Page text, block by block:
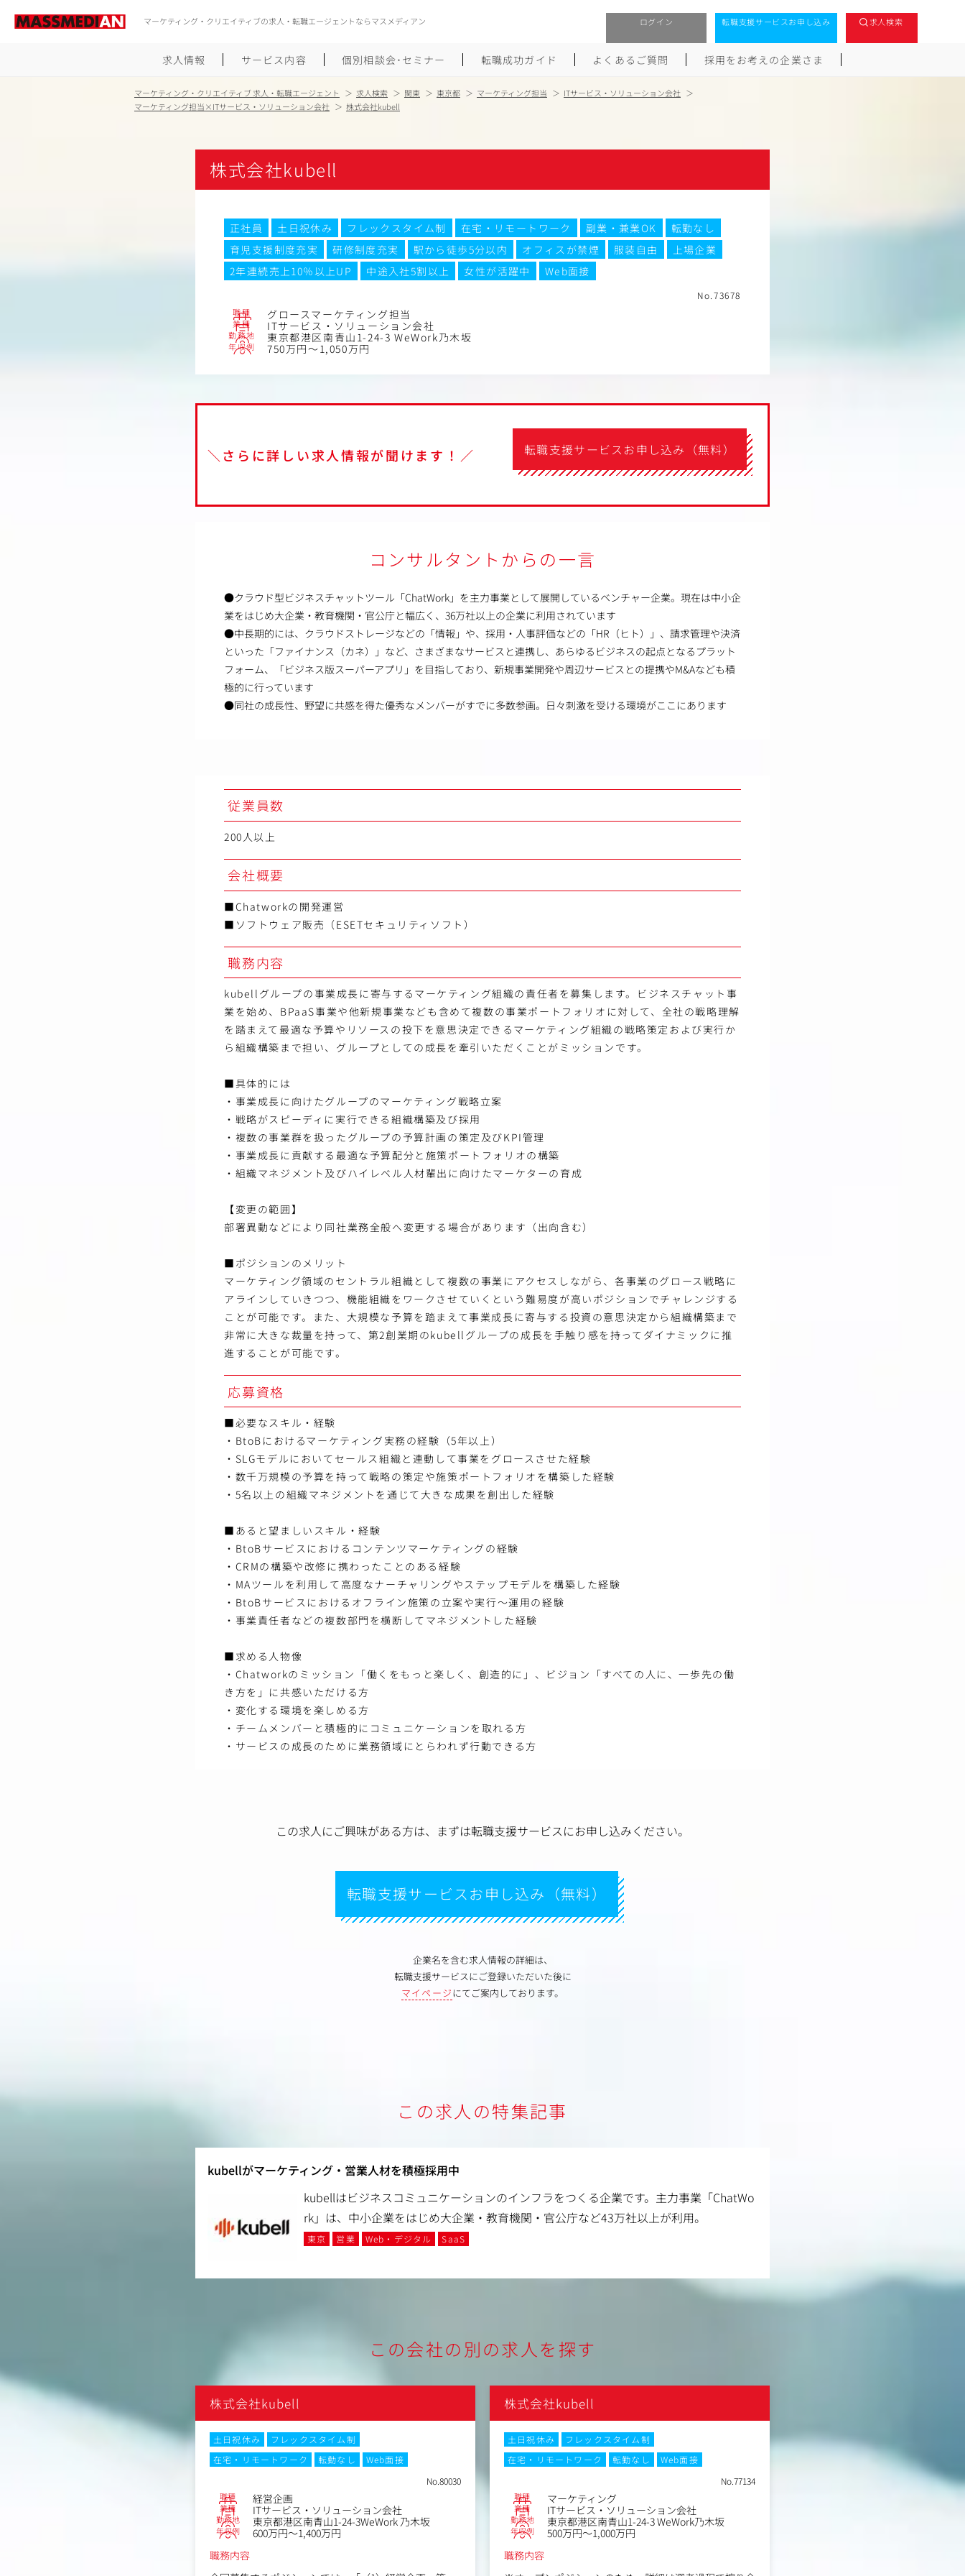
マーケティング・クリエイティブの求人・転職エージェントならマスメディアン ログイン 転職支援サービスお申し込み 求人検索
求人情報 サービス内容 個別相談会･セミナー 転職成功ガイド
履歴書のつくり方
職務経歴書のつくり方
ポートフォリオのつくり方
面接対策
未経験から広告業界への転職
エグゼクティブ転職
しゅふクリ･ママクリ転職
年収アップ転職
Uターン･Iターン転職
よくあるご質問 採用をお考えの企業さま
マーケティング・クリエイティブ 求人・転職エージェント 求人検索 関東 東京都 マーケティング担当
ITサービス・ソリューション会社
マーケティング担当×ITサービス・ソリューション会社
株式会社kubell
株式会社kubell
正社員 土日祝休み フレックスタイム制 在宅・リモートワーク 副業・兼業OK
転勤なし
育児支援制度充実
研修制度充実 駅から徒歩5分以内 オフィスが禁煙 服装自由
上場企業
2年連続売上10％以上UP
中途入社5割以上 女性が活躍中 Web面接
No.73678
職種 グロースマーケティング担当
業種 ITサービス・ソリューション会社
勤務地 東京都港区南青山1-24-3 WeWork乃木坂
年収例 750万円～1,050万円
＼さらに詳しい求人情報が聞けます！／ 転職支援サービスお申し込み（無料）
コンサルタントからの一言
●クラウド型ビジネスチャットツール「ChatWork」を主力事業として展開しているベンチャー企業。現在は中小企
業をはじめ大企業・教育機関・官公庁と幅広く、36万社以上の企業に利用されています
●中長期的には、クラウドストレージなどの「情報」や、採用・人事評価などの「HR（ヒト）」、請求管理や決済
といった「ファイナンス（カネ）」など、さまざまなサービスと連携し、あらゆるビジネスの起点となるプラット
フォーム、「ビジネス版スーパーアプリ」を目指しており、新規事業開発や周辺サービスとの提携やM&Aなども積
極的に行っています
●同社の成長性、野望に共感を得た優秀なメンバーがすでに多数参画。日々刺激を受ける環境がここにあります
従業員数
200人以上
会社概要
■Chatworkの開発運営
■ソフトウェア販売（ESETセキュリティソフト）
職務内容
kubellグループの事業成長に寄与するマーケティング組織の責任者を募集します。ビジネスチャット事
業を始め、BPaaS事業や他新規事業なども含めて複数の事業ポートフォリオに対して、全社の戦略理解
を踏まえて最適な予算やリソースの投下を意思決定できるマーケティング組織の戦略策定および実行か
ら組織構築まで担い、グループとしての成長を牽引いただくことがミッションです。
■具体的には
・事業成長に向けたグループのマーケティング戦略立案
・戦略がスピーディに実行できる組織構築及び採用
・複数の事業群を扱ったグループの予算計画の策定及びKPI管理
・事業成長に貢献する最適な予算配分と施策ポートフォリオの構築
・組織マネジメント及びハイレベル人材輩出に向けたマーケターの育成
【変更の範囲】
部署異動などにより同社業務全般へ変更する場合があります（出向含む）
■ポジションのメリット
マーケティング領域のセントラル組織として複数の事業にアクセスしながら、各事業のグロース戦略に
アラインしていきつつ、機能組織をワークさせていくという難易度が高いポジションでチャレンジする
ことが可能です。また、大規模な予算を踏まえて事業成長に寄与する投資の意思決定から組織構築まで
非常に大きな裁量を持って、第2創業期のkubellグループの成長を手触り感を持ってダイナミックに推
進することが可能です。
応募資格
■必要なスキル・経験
・BtoBにおけるマーケティング実務の経験（5年以上）
・SLGモデルにおいてセールス組織と連動して事業をグロースさせた経験
・数千万規模の予算を持って戦略の策定や施策ポートフォリオを構築した経験
・5名以上の組織マネジメントを通じて大きな成果を創出した経験
■あると望ましいスキル・経験
・BtoBサービスにおけるコンテンツマーケティングの経験
・CRMの構築や改修に携わったことのある経験
・MAツールを利用して高度なナーチャリングやステップモデルを構築した経験
・BtoBサービスにおけるオフライン施策の立案や実行～運用の経験
・事業責任者などの複数部門を横断してマネジメントした経験
■求める人物像
・Chatworkのミッション「働くをもっと楽しく、創造的に」、ビジョン「すべての人に、一歩先の働
き方を」に共感いただける方
・変化する環境を楽しめる方
・チームメンバーと積極的にコミュニケーションを取れる方
・サービスの成長のために業務領域にとらわれず行動できる方
この求人にご興味がある方は、 まずは転職支援サービスにお申し込みください。
転職支援サービスお申し込み（無料）
企業名を含む求人情報の詳細は、
転職支援サービスにご登録いただいた後に
マイページにてご案内しております。
この求人の特集記事
kubellがマーケティング・営業人材を積極採用中
kubellはビジネスコミュニケーションのインフラをつくる企業です。主力事業「ChatWo
rk」は、中小企業をはじめ大企業・教育機関・官公庁など43万社以上が利用。
東京 営業 Web・デジタル SaaS
この会社の別の求人を探す
株式会社kubell
土日祝休み
フレックスタイム制
在宅・リモートワーク
転勤なし
Web面接
No.80030
職種 経営企画
業種 ITサービス・ソリューション会社
勤務地 東京都港区南青山1-24-3WeWork 乃木坂
年収例
600万円～1,400万円
職務内容
株式会社kubell
土日祝休み
フレックスタイム制
在宅・リモートワーク
転勤なし
Web面接
No.77134
職種 マーケティング
業種 ITサービス・ソリューション会社
勤務地 東京都港区南青山1-24-3 WeWork乃木坂
年収例
500万円～1,000万円
職務内容
土日祝休み
在宅・リモートワーク
転勤なし